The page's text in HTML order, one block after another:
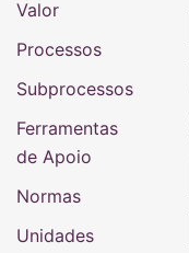
Valor
Processos
Subprocessos
Ferramentas
de Apoio
Normas
Unidades